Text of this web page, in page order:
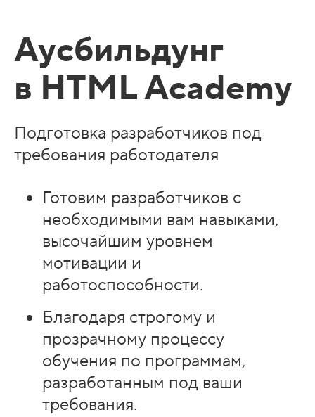
Аусбильдунг
в HTML Academy
Подготовка разработчиков под
требования работодателя
Готовим разработчиков с
необходимыми вам навыками,
высочайшим уровнем
мотивации и
работоспособности.
Благодаря строгому и
прозрачному процессу
обучения по программам,
разработанным под ваши
требования.